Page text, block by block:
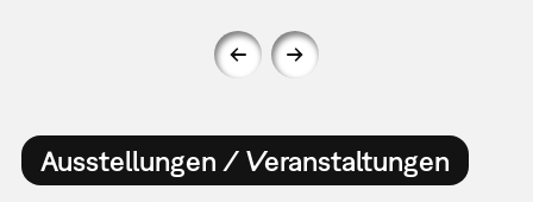
Ausstellungen / Veranstaltungen